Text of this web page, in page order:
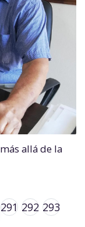
allá de la
291 292 293